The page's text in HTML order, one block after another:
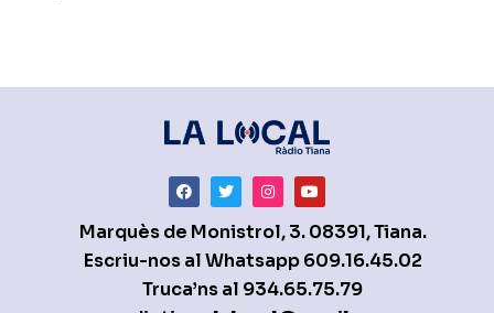
Marquès de Monistrol, 3. 08391, Tiana.
Escriu-nos al Whatsapp609.16.45.02
Truca’ns al 934.65.75.79